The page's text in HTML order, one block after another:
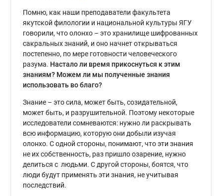
Помню, как наши преподаватели факультета
якутской филологии и национальной культуры ЯГУ
говорили, что олонхо – это хранилище шифрованных
сакральных знаний, и оно начнет открываться
постепенно, по мере готовности человеческого
разума. Настало ли время прикоснуться к этим
знаниям? Можем ли мы полученные знания
использовать во благо?
Знание – это сила, может быть, созидательной,
может быть, и разрушительной. Поэтому некоторые
исследователи сомневаются: нужно ли раскрывать
всю информацию, которую они добыли изучая
олонхо. С одной стороны, понимают, что эти знания
не их собственность, раз пришло озарение, нужно
делиться с людьми. С другой стороны, боятся, что
люди будут применять эти знания, не учитывая
последствий.